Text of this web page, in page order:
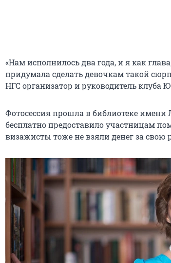
«Нам исполнилось два года, и я как
придумала сделать девочкам такой
НГС организатор и руководитель клуба
Фотосессия прошла в библиотеке имени
бесплатно предоставило участницам
визажисты тоже не взяли денег за свою